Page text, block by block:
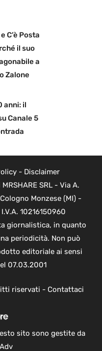
C’è Posta
il suo
a
Zalone
anni: il
Canale 5
- Disclaimer
SRL - Via A.
Monzese (MI) -
10216150960
giornalistica, in quanto
periodicità. Non può
editoriale ai sensi
07.03.2001
riservati - Contattaci
sito sono gestite da